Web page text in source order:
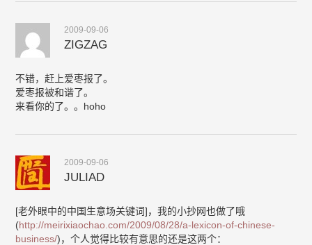
2009-09-06
ZIGZAG
不错，赶上爱枣报了。
爱枣报被和谐了。
来看你的了。。hoho
2009-09-06
JULIAD
[老外眼中的中国生意场关键词]，我的小抄网也做了哦
(http://meirixiaochao.com/2009/08/28/a-lexicon-of-chinese-
business/)，个人觉得比较有意思的还是这两个：